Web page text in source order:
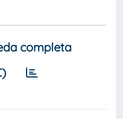
completa